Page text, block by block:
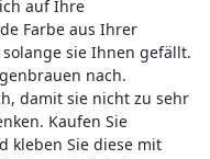
auf Ihre
Farbe aus Ihrer
sie Ihnen gefällt.
nach.
damit sie nicht zu sehr
Kaufen Sie
kleben Sie diese mit